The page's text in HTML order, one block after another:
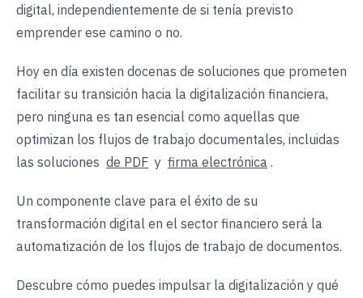
digital, independientemente de si tenía previsto
emprender ese camino o no.
Hoy en día existen docenas de soluciones que prometen
facilitar su transición hacia la digitalización financiera,
pero ninguna es tan esencial como aquellas que
optimizan los flujos de trabajo documentales, incluidas
las soluciones de PDF y firma electrónica .
Un componente clave para el éxito de su
transformación digital en el sector financiero será la
automatización de los flujos de trabajo de documentos.
Descubre cómo puedes impulsar la digitalización y qué